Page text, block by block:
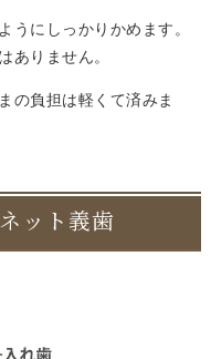
うにしっかりかめます。
ありません。
の負担は軽くて済みま
ット義歯